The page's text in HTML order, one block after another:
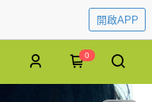
開啟APP
0